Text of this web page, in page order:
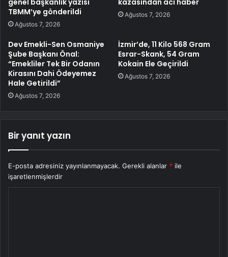
genel başkanlık yazısı
TBMM’ye gönderildi
Ağustos 7, 2026
kazasından acı haber
Ağustos 7, 2026
Dev Emekli-Sen Osmaniye
Şube Başkanı Önal:
“Emekliler Tek Bir Odanın
Kirasını Dahi Ödeyemez
Hale Getirildi”
Ağustos 7, 2026
İzmir’de, 11 Kilo 568 Gram
Esrar-Skank, 54 Gram
Kokain Ele Geçirildi
Ağustos 7, 2026
Bir yanıt yazın
E-posta adresiniz yayınlanmayacak. Gerekli alanlar * ile
işaretlenmişlerdir